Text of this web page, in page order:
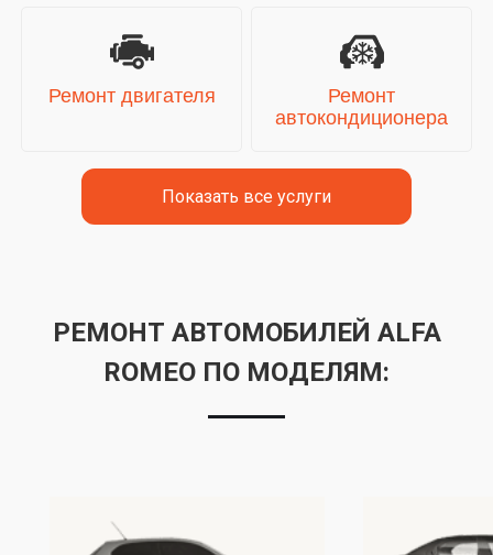
Ремонт двигателя
Ремонт
автокондиционера
Показать все услуги
РЕМОНТ АВТОМОБИЛЕЙ ALFA
ROMEO ПО МОДЕЛЯМ: